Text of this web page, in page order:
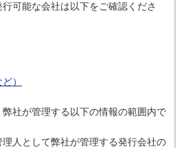
可能な会社は以下をご確認くださ
）
社が管理する以下の情報の範囲内で
理人として弊社が管理する発行会社の